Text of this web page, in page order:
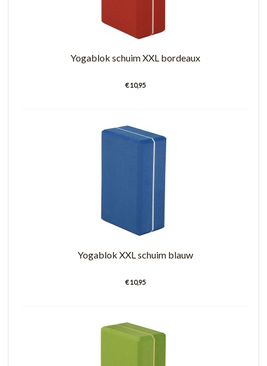
Yogablok schuim XXL bordeaux
€ 10,95
Yogablok XXL schuim blauw
€ 10,95